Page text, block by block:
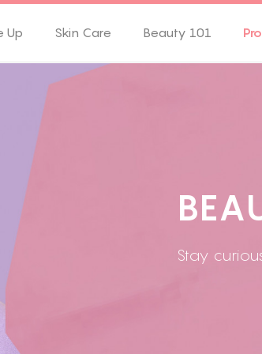
Up Skin Care Beauty 101
BEA
Stay